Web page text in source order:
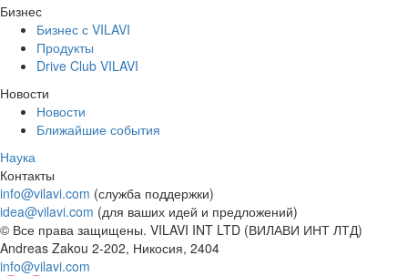
Бизнес
Бизнес с VILAVI
Продукты
Drive Club VILAVI
Новости
Новости
Ближайшие события
Наука
Контакты
info@vilavi.com (служба поддержки)
idea@vilavi.com (для ваших идей и предложений)
© Все права защищены. VILAVI INT LTD (ВИЛАВИ ИНТ ЛТД)
Andreas Zakou 2-202, Никосия, 2404
info@vilavi.com